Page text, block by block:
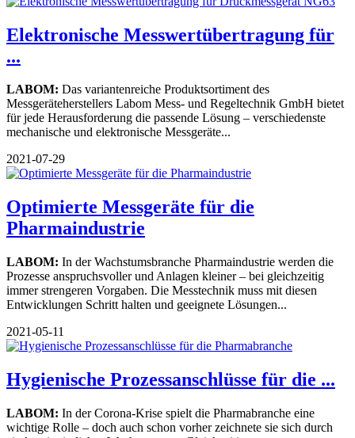
Elektronische Messwertübertragung für
...
LABOM: Das variantenreiche Produktsortiment des
Messgeräteherstellers Labom Mess- und Regeltechnik GmbH bietet
für jede Herausforderung die passende Lösung – verschiedenste
mechanische und elektronische Messgeräte...
2021-07-29
Optimierte Messgeräte für die
Pharmaindustrie
LABOM: In der Wachstumsbranche Pharmaindustrie werden die
Prozesse anspruchsvoller und Anlagen kleiner – bei gleichzeitig
immer strengeren Vorgaben. Die Messtechnik muss mit diesen
Entwicklungen Schritt halten und geeignete Lösungen...
2021-05-11
Hygienische Prozessanschlüsse für die ...
LABOM: In der Corona-Krise spielt die Pharmabranche eine
wichtige Rolle – doch auch schon vorher zeichnete sie sich durch